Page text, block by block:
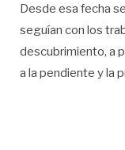
Desde esa fecha
seguían con los
descubrimiento, a
a la pendiente y la